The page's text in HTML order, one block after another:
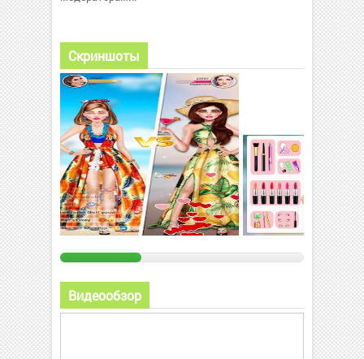
Скриншоты
Видеообзор